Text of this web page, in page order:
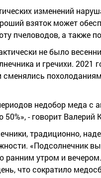
изменений
взяток может
пчеловодов, а также
не было
и гречихи.
недобор меда с
50%», - говорит
традиционно,
«Подсолнечник
ранним утром и
что сократило